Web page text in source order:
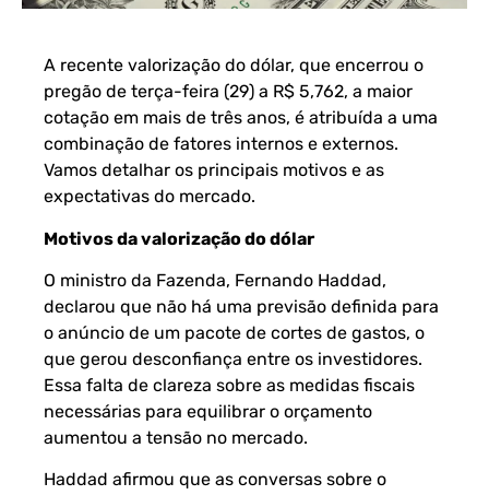
A recente valorização do dólar, que encerrou o
pregão de terça-feira (29) a R$ 5,762, a maior
cotação em mais de três anos, é atribuída a uma
combinação de fatores internos e externos.
Vamos detalhar os principais motivos e as
expectativas do mercado.
Motivos da valorização do dólar
O ministro da Fazenda, Fernando Haddad,
declarou que não há uma previsão definida para
o anúncio de um pacote de cortes de gastos, o
que gerou desconfiança entre os investidores.
Essa falta de clareza sobre as medidas fiscais
necessárias para equilibrar o orçamento
aumentou a tensão no mercado.
Haddad afirmou que as conversas sobre o